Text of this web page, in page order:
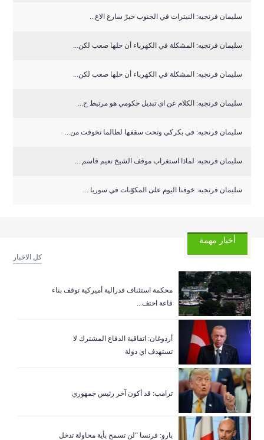
سليمان فرنجيه: النيترات في الجنوب خبرٌ سارع الاع...
سليمان فرنجيه: المشكلة في الكهرباء أن حلها صعب لكن...
سليمان فرنجيه: المشكلة في الكهرباء أن حلها صعب لكن...
سليمان فرنجيه: الكلام عن اي تبديل حكومي هو مرتبط ح...
سليمان فرنجيه: في بكركي وتحت سقفها لطالما تخوفت من...
سليمان فرنجيه: لماذا استغراب موقف الشيخ نعيم قاسم ...
سليمان فرنجيه: خوفنا اليوم على المكوّنات في سوريا ...
أخبار مهمة
كل الاخبار
‏محكمة استئناف فدرالية أميركية توقف بناء
قاعة احتف...
أردوغان: اتفاقية الدفاع المشترك لا
تستهدف اي دولة
ترامب: قد أكون آخر رئيس جمهوري
بارو: فرنسا “لن تسمح بأية محاولة تدخل